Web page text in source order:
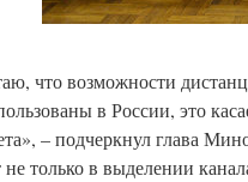
что возможности
в России, это
– подчеркнул глава
не только в выделении